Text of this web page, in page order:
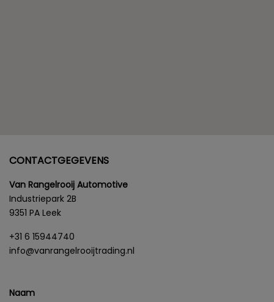
CONTACTGEGEVENS
Van Rangelrooij Automotive
Industriepark 2B
9351 PA Leek
+31 6 15944740
info@vanrangelrooijtrading.nl
Naam